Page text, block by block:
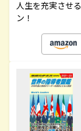
人生を充実させ
ン！